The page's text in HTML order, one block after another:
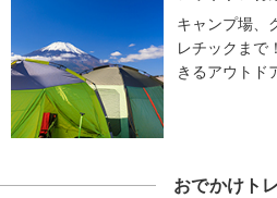
キャンプ場、
レチックまで
きるアウトド
おでかけト